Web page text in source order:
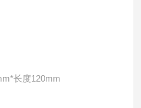
长度120mm